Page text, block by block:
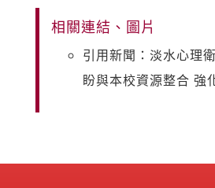
相關連結、圖片
引用新聞：淡水心理
盼與本校資源整合 強